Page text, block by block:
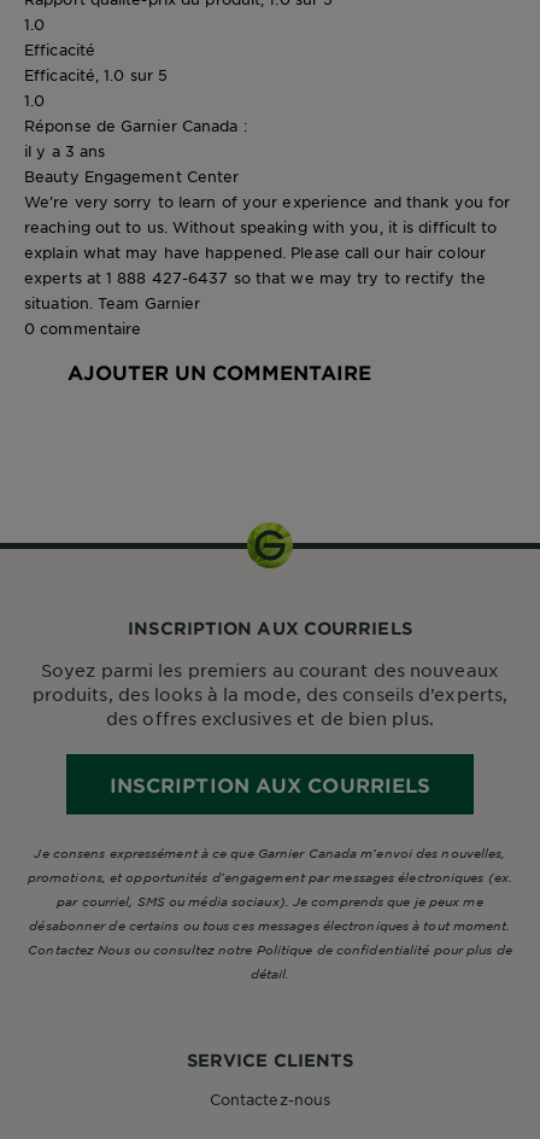
1.0
Efficacité
Efficacité, 1.0 sur 5
1.0
Réponse de Garnier Canada :
il y a 3 ans
Beauty Engagement Center
We’re very sorry to learn of your experience and thank you for
reaching out to us. Without speaking with you, it is difficult to
explain what may have happened. Please call our hair colour
experts at 1 888 427-6437 so that we may try to rectify the
situation. Team Garnier
0 commentaire
AJOUTER UN COMMENTAIRE
SERVICE CLIENTS
Contactez-nous
INSCRIPTION AUX COURRIELS
Soyez parmi les premiers au courant des nouveaux
produits, des looks à la mode, des conseils d’experts,
des offres exclusives et de bien plus.
INSCRIPTION AUX COURRIELS
Je consens expressément à ce que Garnier Canada m’envoi des nouvelles,
promotions, et opportunités d’engagement par messages électroniques (ex.
par courriel, SMS ou média sociaux). Je comprends que je peux me
désabonner de certains ou tous ces messages électroniques à tout moment.
Contactez Nous ou consultez notre Politique de confidentialité pour plus de
détail.